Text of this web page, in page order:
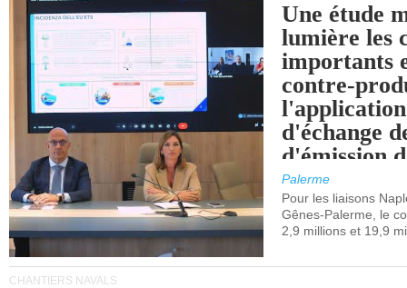
Une étude
lumière les
importants
contre-
d'échange
d'émission
(SEQE-UE)
maritimes
occidentale.
Palerme
Pour les liaisons
Gênes-Palerme, le
2,9 millions et 19,9
CHANTIERS NAVALS